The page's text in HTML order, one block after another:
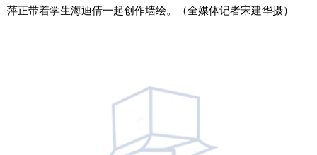
萍正带着学生海迪倩一起创作墙绘。（全媒体记者宋建华摄）